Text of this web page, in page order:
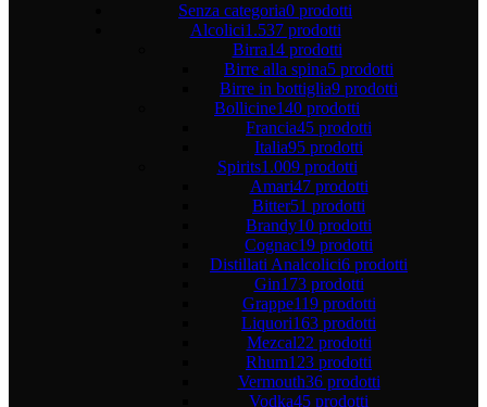
Senza categoria0 prodotti
Alcolici1.537 prodotti
Birra14 prodotti
Birre alla spina5 prodotti
Birre in bottiglia9 prodotti
Bollicine140 prodotti
Francia45 prodotti
Italia95 prodotti
Spirits1.009 prodotti
Amari47 prodotti
Bitter51 prodotti
Brandy10 prodotti
Cognac19 prodotti
Distillati Analcolici6 prodotti
Gin173 prodotti
Grappe119 prodotti
Liquori163 prodotti
Mezcal22 prodotti
Rhum123 prodotti
Vermouth36 prodotti
Vodka45 prodotti